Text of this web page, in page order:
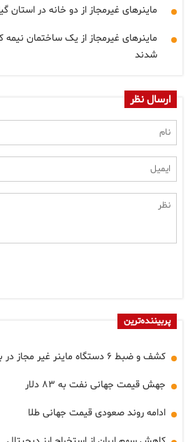
ماینرهای غیرمجاز از دو خانه در
ماینرهای غیرمجاز از یک ساختمان
شدند
ارسال نظر
پربیننده‌ترین
کشف و ضبط ۶ دستگاه ماینر غیر مجاز در بابل
جهش قیمت جهانی نفت به ۸۳ دلار
ادامه روند صعودی قیمت جهانی طلا